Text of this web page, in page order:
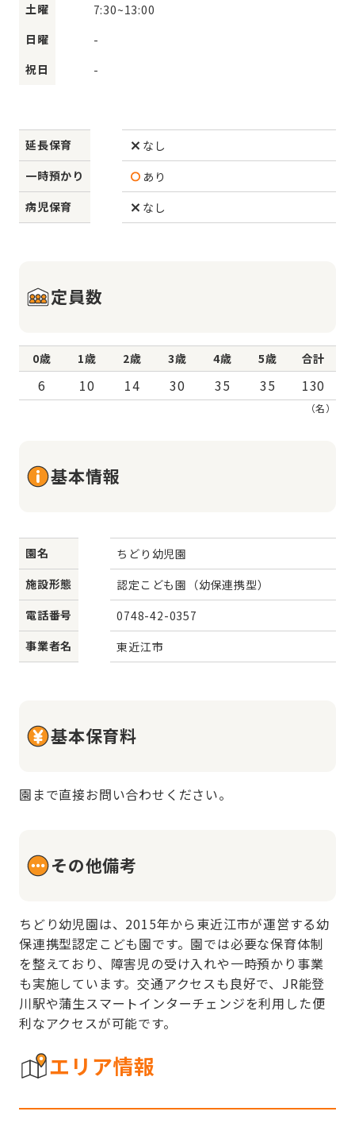
土曜
7:30~13:00
日曜
-
祝日
-
延長保育
なし
一時預かり
あり
病児保育
なし
定員数
0歳 1歳 2歳 3歳 4歳 5歳 合計
6 10 14 30 35 35 130
（名）
基本情報
園名
ちどり幼児園
施設形態
認定こども園（幼保連携型）
電話番号
0748-42-0357
事業者名
東近江市
基本保育料
園まで直接お問い合わせください。
その他備考
ちどり幼児園は、2015年から東近江市が運営する幼
保連携型認定こども園です。園では必要な保育体制
を整えており、障害児の受け入れや一時預かり事業
も実施しています。交通アクセスも良好で、JR能登
川駅や蒲生スマートインターチェンジを利用した便
利なアクセスが可能です。
エリア情報